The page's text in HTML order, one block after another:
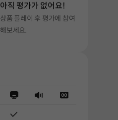
아직 평가가 없어요!
상품 플레이 후 평가에 참여
해보세요.